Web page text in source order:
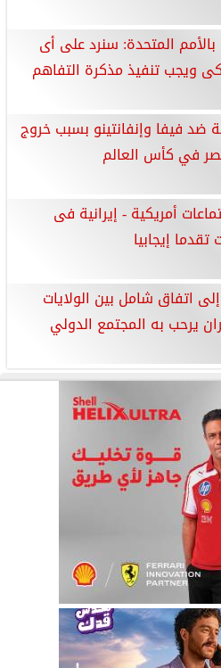
المتحدة: سنرد على أى
ويجب تنفيذ مذكرة التفاهم
ضد فيفا وإنفانتينو بسبب خروج
في كأس العالم
أمريكية - إيرانية فى
إيجابيا
اتفاق شامل بين الولايات
يرحب به المجتمع الدولي